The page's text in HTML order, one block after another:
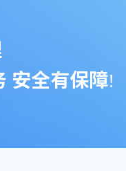
安全有保障!